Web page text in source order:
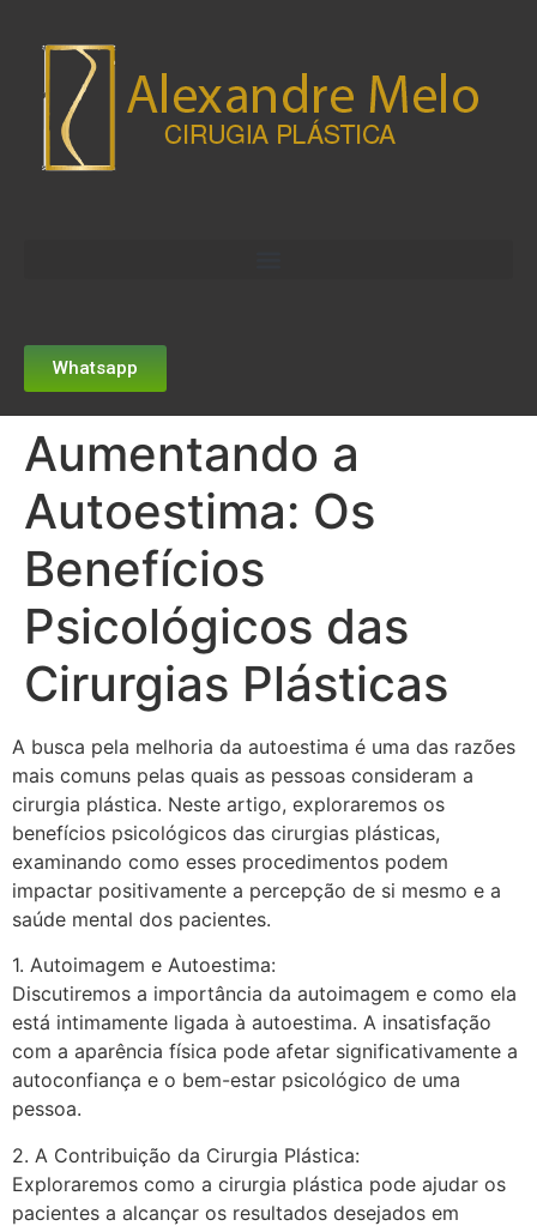
Whatsapp
Aumentando a
Autoestima: Os
Benefícios
Psicológicos das
Cirurgias Plásticas
A busca pela melhoria da autoestima é uma das razões
mais comuns pelas quais as pessoas consideram a
cirurgia plástica. Neste artigo, exploraremos os
benefícios psicológicos das cirurgias plásticas,
examinando como esses procedimentos podem
impactar positivamente a percepção de si mesmo e a
saúde mental dos pacientes.
1. Autoimagem e Autoestima:
Discutiremos a importância da autoimagem e como ela
está intimamente ligada à autoestima. A insatisfação
com a aparência física pode afetar significativamente a
autoconfiança e o bem-estar psicológico de uma
pessoa.
2. A Contribuição da Cirurgia Plástica:
Exploraremos como a cirurgia plástica pode ajudar os
pacientes a alcançar os resultados desejados em